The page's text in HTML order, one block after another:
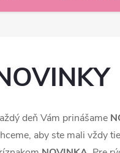
deň Vám prinášame
aby ste mali vždy